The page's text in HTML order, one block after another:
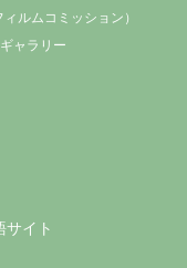
ィルムコミッション）
ャラリー
サイト